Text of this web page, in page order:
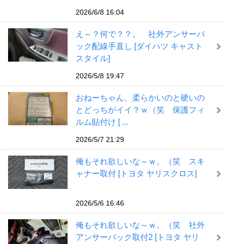
2026/6/8 16:04
え～？何で？？。 社外アンサーバ
ック配線手直し [ダイハツ キャスト
スタイル]
2026/5/8 19:47
おねーちゃん、柔らかいのと硬いの
とどっちがイイ？ｗ（笑 保護フィ
ルム貼付け [ ...
2026/5/7 21:29
俺もそれ欲しいな～ｗ。（笑 スキ
ャナー取付 [トヨタ ヤリスクロス]
2026/5/6 16:46
俺もそれ欲しいな～ｗ。（笑 社外
アンサーバック取付2 [トヨタ ヤリ